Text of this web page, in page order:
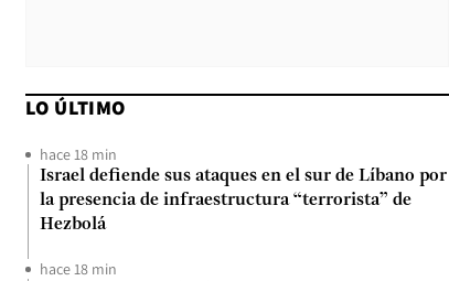
LO ÚLTIMO
hace 18 min
Israel defiende sus ataques en el sur de Líbano por
la presencia de infraestructura “terrorista” de
Hezbolá
hace 18 min